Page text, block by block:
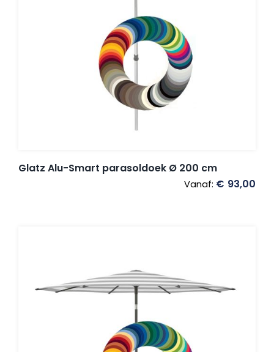
Glatz Alu-Smart parasoldoek Ø 200 cm
Vanaf: € 93,00